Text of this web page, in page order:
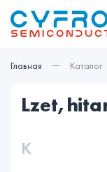
Главная Каталог
К